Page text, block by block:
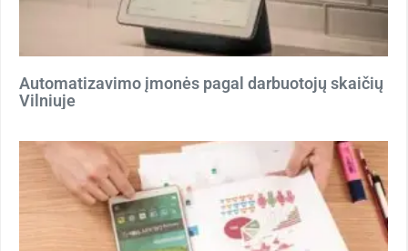
Automatizavimo įmonės pagal darbuotojų skaičių
Vilniuje